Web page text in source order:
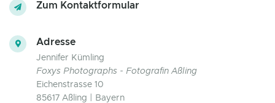
Zum Kontaktformular
Adresse
Jennifer Kümling
Foxys Photographs - Fotografin Aßling
Eichenstrasse 10
85617 Aßling | Bayern